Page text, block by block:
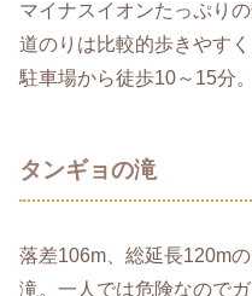
マイナスイオンたっぷり
道のりは比較的歩きやす
駐車場から徒歩10～15分。
タンギョの滝
落差106m、総延長120m
滝。一人では危険なのでガ